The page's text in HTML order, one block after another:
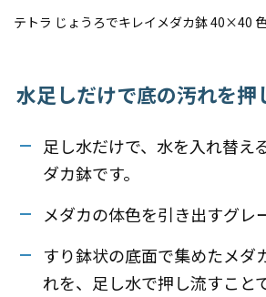
テトラ じょうろでキレイメダカ鉢 40×40
水足しだけで底の汚れを押
足し水だけで、水を入れ替え
ダカ鉢です。
メダカの体色を引き出すグレ
すり鉢状の底面で集めたメダ
れを、足し水で押し流すこと